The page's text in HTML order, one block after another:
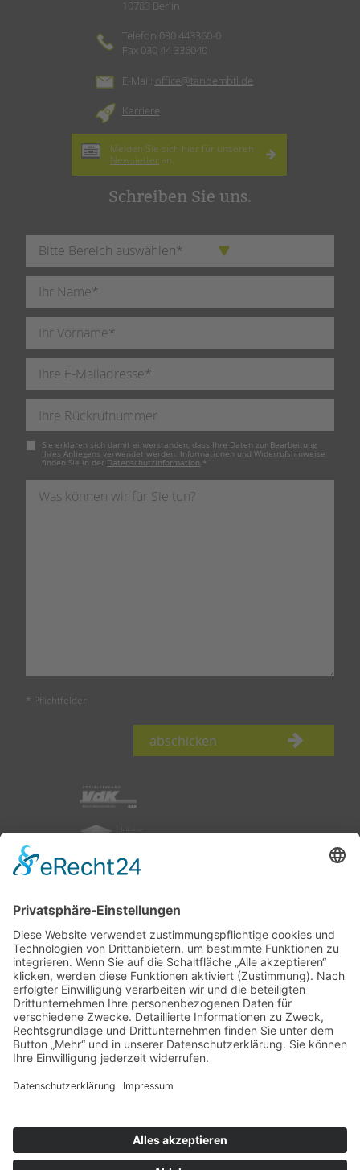
10783 Berlin
Telefon 030 443360-0
Fax 030 44 336040
E-Mail: office@tandembtl.de
Karriere
Melden Sie sich hier für unseren
Newsletter an.
Schreiben Sie uns.
Pflichtfeld
Sie erklären sich damit einverstanden, dass Ihre Daten zur Bearbeitung
Ihres Anliegens verwendet werden. Informationen und Widerrufshinweise
finden Sie in der Datenschutzinformation. *
* Pflichtfelder
abschicken
nach oben
Impressum|Datenschutz